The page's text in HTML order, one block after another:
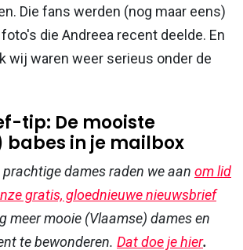
Die fans werden (nog maar eens)
die Andreea recent deelde. En
wij waren weer serieus onder de
tip: De mooiste
in je mailbox
dames raden we aan om lid
gratis, gloednieuwe nieuwsbrief
meer mooie (Vlaamse) dames en
te bewonderen. Dat doe je hier.